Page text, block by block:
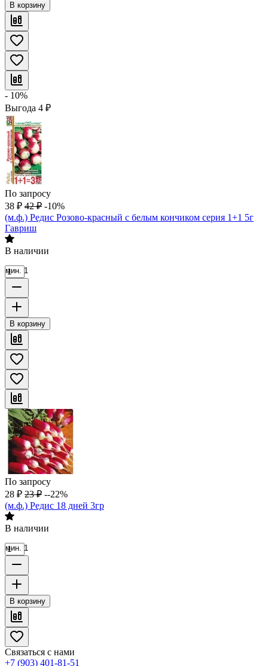
В корзину
- 10%
Выгода 4 ₽
По запросу
38 ₽ 42 ₽ -10%
(м.ф.) Редис Розово-красный с белым кончиком серия 1+1 5г
Гавриш
В наличии
мин. 1
В корзину
По запросу
28 ₽ 23 ₽ --22%
(м.ф.) Редис 18 дней 3гр
В наличии
мин. 1
В корзину
Связаться с нами
+7 (903) 401-81-51